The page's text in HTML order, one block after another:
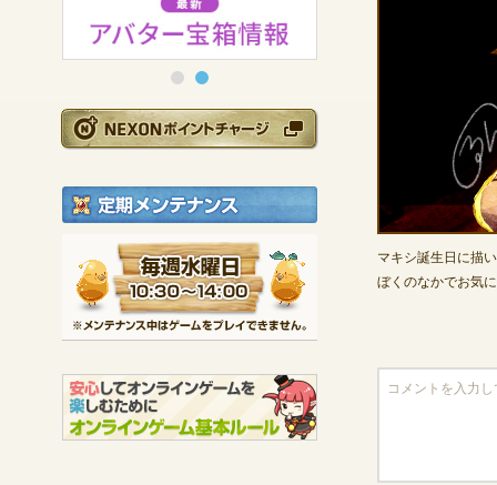
NEXONポイントチ
定期メンテナンス
マキシ誕生日に描
ぼくのなかでお気